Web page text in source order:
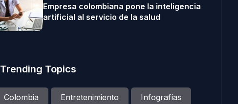
Empresa colombiana pone la inteligencia
artificial al servicio de la salud
Trending Topics
Colombia Entretenimiento
Infografías